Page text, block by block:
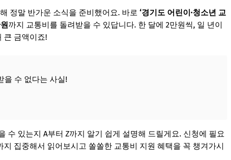
정말 반가운 소식을 준비했어요. 바로 ‘경기도 어린이·청소년 교
까지 교통비를 돌려받을 수 있답니다. 한 달에 2만원씩, 일 년이
큰 금액이죠!
을 수 없다는 사실!
수 있는지 A부터 Z까지 알기 쉽게 설명해 드릴게요. 신청에 필요
집중해서 읽어보시고 쏠쏠한 교통비 지원 혜택을 꼭 챙겨가시